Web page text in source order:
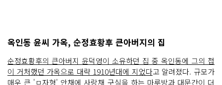
옥인동 윤씨 가옥, 순정효황후 큰아버지의 집
순정효황후의 큰아버지 윤덕영이 소유하던 집 중 옥인동에 그의 첩
이 거처했던 가옥으로 대략 1910년대에 지었다고 알려졌다. 규모가
매우 큰 'ㅁ자형' 안채에 사랑채 구실을 하는 마루방과 대문간이 더